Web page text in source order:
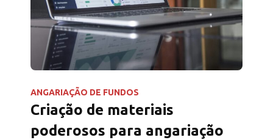
ANGARIAÇÃO DE FUNDOS
Criação de materiais
poderosos para angariação